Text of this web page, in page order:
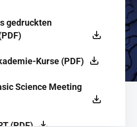
gedruckten
Kurse (PDF)
Science Meeting